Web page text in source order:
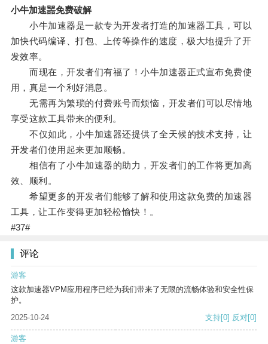
小牛加速噐免费破解
小牛加速器是一款专为开发者打造的加速器工具，可以
加快代码编译、打包、上传等操作的速度，极大地提升了开
发效率。
而现在，开发者们有福了！小牛加速器正式宣布免费使
用，真是一个利好消息。
无需再为繁琐的付费账号而烦恼，开发者们可以尽情地
享受这款工具带来的便利。
不仅如此，小牛加速器还提供了全天候的技术支持，让
开发者们使用起来更加顺畅。
相信有了小牛加速器的助力，开发者们的工作将更加高
效、顺利。
希望更多的开发者们能够了解和使用这款免费的加速器
工具，让工作变得更加轻松愉快！。
#37#
评论
游客
这款加速器VPM应用程序已经为我们带来了无限的流畅体验和安全性保
护。
2025-10-24
支持[0] 反对[0]
游客